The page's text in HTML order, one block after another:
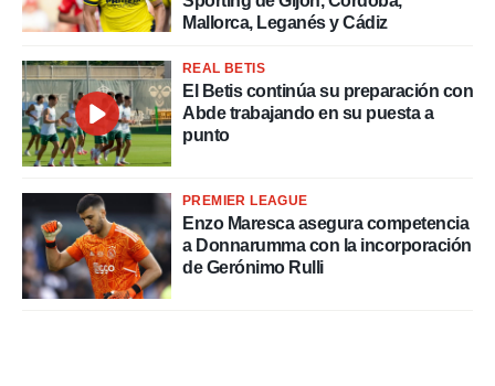
Mallorca, Leganés y Cádiz
REAL BETIS
El Betis continúa su preparación con
Abde trabajando en su puesta a
punto
PREMIER LEAGUE
Enzo Maresca asegura competencia
a Donnarumma con la incorporación
de Gerónimo Rulli